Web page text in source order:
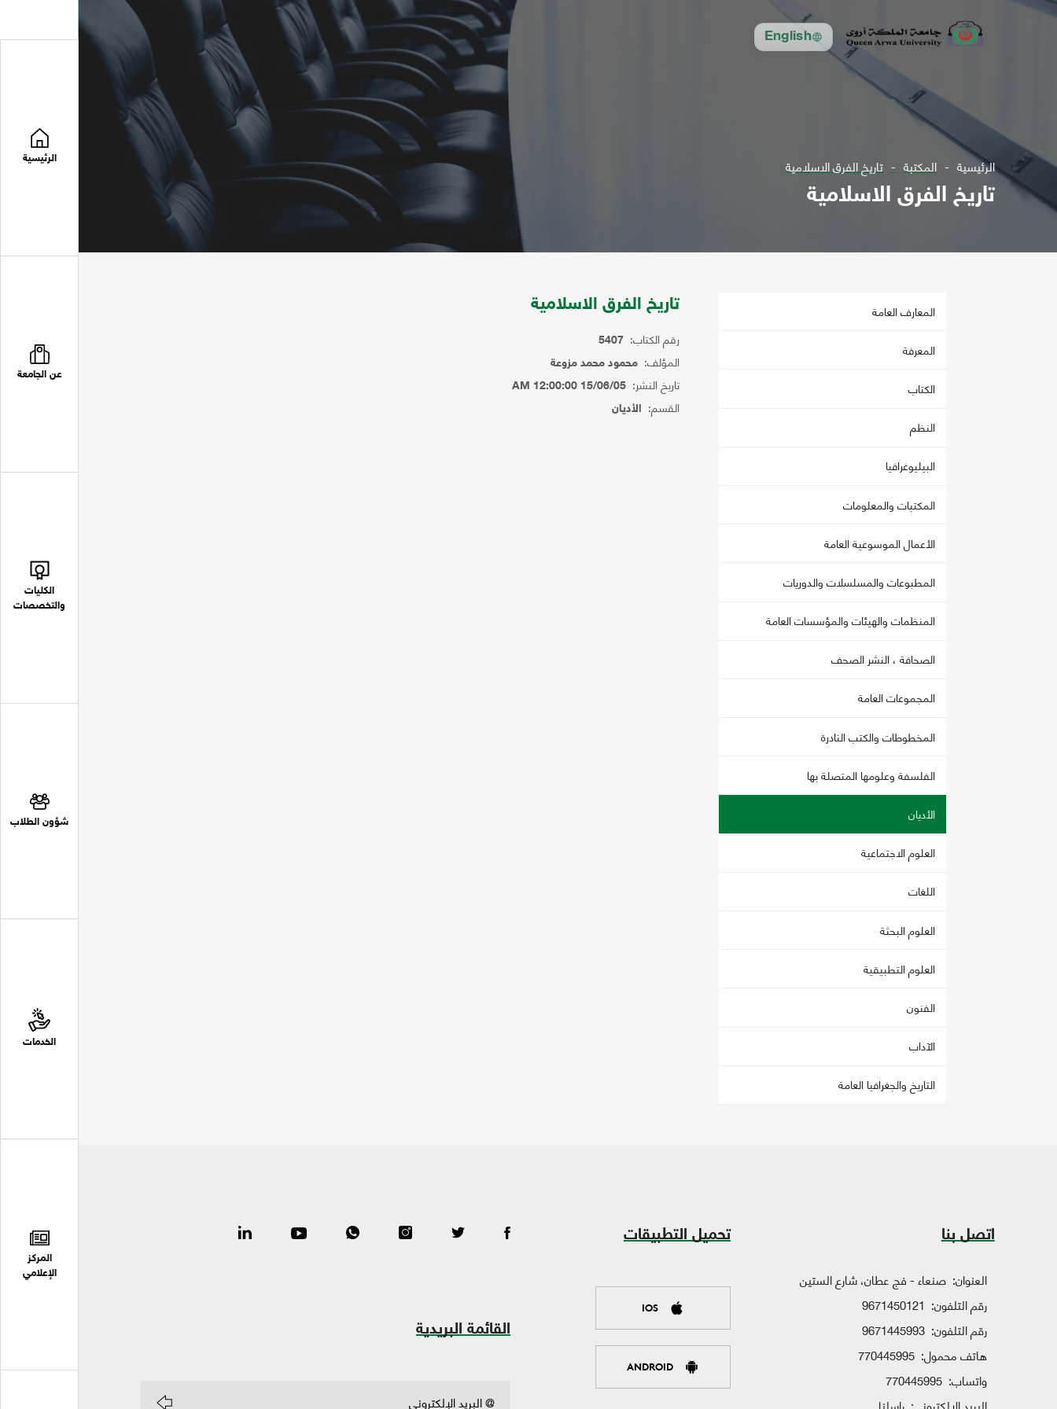
English
الرئيسية
عن الجامعة
الكليات
والتخصصات
شؤون الطلاب
الخدمات
المركز
الإعلامي
الرئيسية المكتبة تاريخ الفرق الاسلامية
تاريخ الفرق الاسلامية
المعارف العامة
المعرفة
الكتاب
النظم
البيليوغرافيا
المكتبات والمعلومات
الأعمال الموسوعية العامة
المطبوعات والمسلسلات والدوريات
المنظمات والهيئات والمؤسسات العامة
الصحافة ، النشر الصحف
المجموعات العامة
المخطوطات والكتب النادرة
الفلسفة وعلومها المتصلة بها
الأديان
العلوم الاجتماعية
اللغات
العلوم البحثة
العلوم التطبيقية
الفنون
الآداب
التاريخ والجغرافيا العامة
تاريخ الفرق الاسلامية
رقم الكتاب: 5407
المؤلف: محمود محمد مزوعة
تاريخ النشر: 15/06/05 12:00:00 AM
القسم: الأديان
اتصل بنا
العنوان: صنعاء - فج عطان، شارع الستين
رقم التلفون: 9671450121
رقم التلفون: 9671445993
هاتف محمول: 770445995
واتساب: 770445995
تحميل التطبيقات
IOS
ANDROID
القائمة البريدية